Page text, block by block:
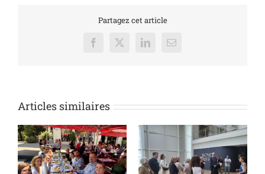
Partagez cet article
Facebook
X LinkedInEmail
Articles similaires